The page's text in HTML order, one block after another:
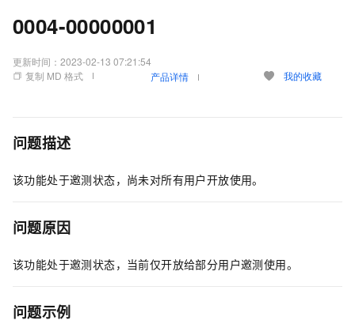
0004-00000001
更新时间： 2023-02-13 07:21:54
复制 MD 格式
产品详情 我的收藏
问题描述
该功能处于邀测状态，尚未对所有用户开放使用。
问题原因
该功能处于邀测状态，当前仅开放给部分用户邀测使用。
问题示例